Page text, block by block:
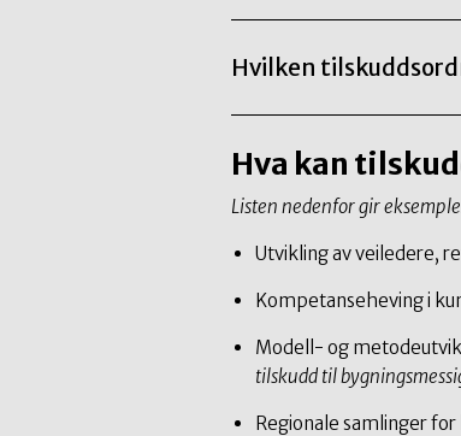
Hvilken
Hva kan
Listen nedenfor gir
Utvikling av veiledere,
Kompetanseheving i
Modell- og
tilskudd til
Regionale samlinger